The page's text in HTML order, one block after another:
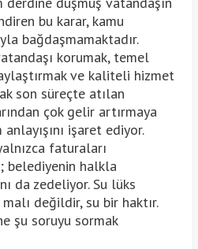
bu karar, kamu
bağdaşmamaktadır.
korumak, temel
ve kaliteli hizmet
son süreçte atılan
çok gelir artırmaya
işaret ediyor.
faturaları
belediyenin halkla
da zedeliyor. Su lüks
değildir, su bir haktır.
şu soruyu sormak